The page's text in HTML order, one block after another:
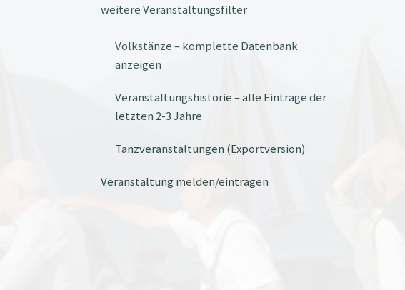
weitere Veranstaltungsfilter
Volkstänze – komplette Datenbank
anzeigen
Veranstaltungshistorie – alle Einträge der
letzten 2-3 Jahre
Tanzveranstaltungen (Exportversion)
Veranstaltung melden/eintragen